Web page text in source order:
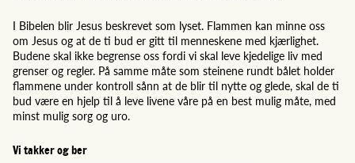
I Bibelen blir Jesus beskrevet som lyset. Flammen kan minne oss
om Jesus og at de ti bud er gitt til menneskene med kjærlighet.
Budene skal ikke begrense oss fordi vi skal leve kjedelige liv med
grenser og regler. På samme måte som steinene rundt bålet holder
flammene under kontroll sånn at de blir til nytte og glede, skal de ti
bud være en hjelp til å leve livene våre på en best mulig måte, med
minst mulig sorg og uro.
Vi takker og ber